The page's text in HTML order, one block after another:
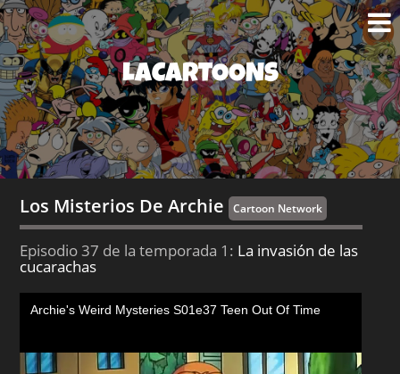
LACARTOONS
Los Misterios De Archie Cartoon Network
Episodio 37 de la temporada 1: La invasión de las
cucarachas